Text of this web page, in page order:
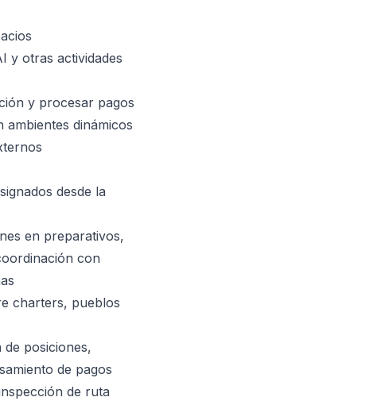
y otras actividades
y procesar pagos
dinámicos
desde la
en preparativos,
con
charters, pueblos
posiciones,
de pagos
de ruta